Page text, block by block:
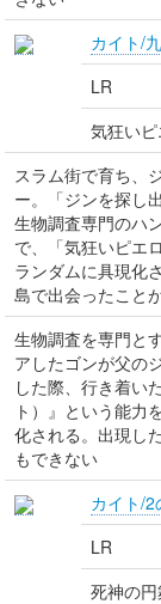
カイト/
LR
気狂いピ
スラム街で育ち、
ー。「ジンを探し
生物調査専門のハ
で、「気狂いピエ
ランダムに具現化
島で出会ったこと
生物調査を専門と
アしたゴンが父の
した際、行き着い
ト）』という能力
化される。出現し
もできない
カイト/2
LR
死神の円